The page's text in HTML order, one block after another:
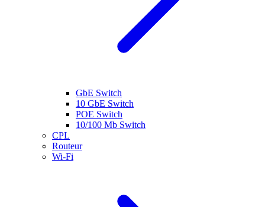
GbE Switch
10 GbE Switch
POE Switch
10/100 Mb Switch
CPL
Routeur
Wi-Fi